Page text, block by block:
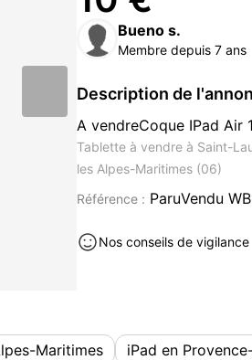
Bueno s.
Membre depuis 7 ans
Description de
A vendreCoque IPad Air
Tablette à vendre à Saint-
les Alpes-Maritimes (06)
Référence : ParuVendu
Nos conseils de vigilance
Maritimes iPad en